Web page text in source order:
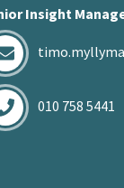
Insight
010 758 5441